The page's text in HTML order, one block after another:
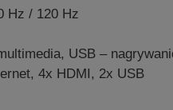
Hz / 120 Hz
USB –
4x HDMI, 2x USB